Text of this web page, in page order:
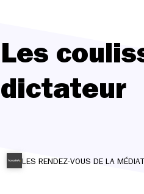
Les
dictateur
LES RENDEZ-VOUS DE LA